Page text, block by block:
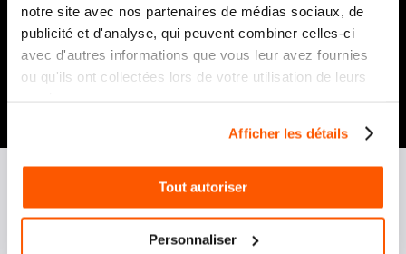
notre site avec nos partenaires de médias sociaux, de
publicité et d'analyse, qui peuvent combiner celles-ci
avec d'autres informations que vous leur avez fournies
ou qu'ils ont collectées lors de votre utilisation de leurs
Afficher les détails
Tout autoriser
Personnaliser
Inscription
notre
lettre
d’information